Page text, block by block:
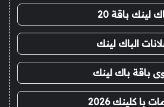
لينك باقة 20
الباك لينك
باقة باك لينك
با كلينك 2026